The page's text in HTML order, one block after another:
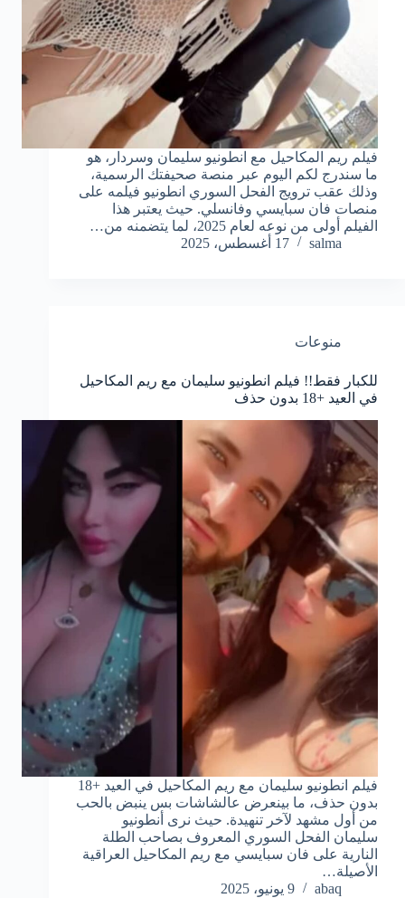
فيلم ريم المكاحيل مع انطونيو سليمان وسردار، هو
ما سندرج لكم اليوم عبر منصة صحيفتك الرسمية،
وذلك عقب ترويج الفحل السوري انطونيو فيلمه على
منصات فان سبايسي وفانسلي. حيث يعتبر هذا
الفيلم أولى من نوعه لعام 2025، لما يتضمنه من…
salma
17 أغسطس، 2025
منوعات
للكبار فقط!! فيلم انطونيو سليمان مع ريم المكاحيل
في العيد +18 بدون حذف
فيلم انطونيو سليمان مع ريم المكاحيل في العيد +18
بدون حذف، ما بينعرض عالشاشات بس ينبض بالحب
من أول مشهد لآخر تنهيدة. حيث نرى أنطونيو
سليمان الفحل السوري المعروف بصاحب الطلة
النارية على فان سبايسي مع ريم المكاحيل العراقية
الأصيلة…
abaq
9 يونيو، 2025